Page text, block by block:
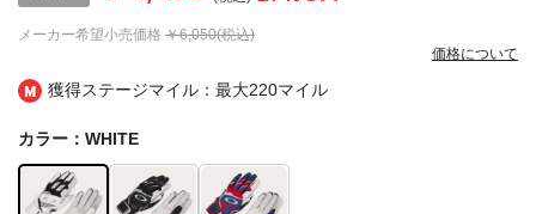
獲得ステージマイル：最大220マイル
メーカー希望小売価格 ￥6,050(税込)
価格について
カラー：WHITE